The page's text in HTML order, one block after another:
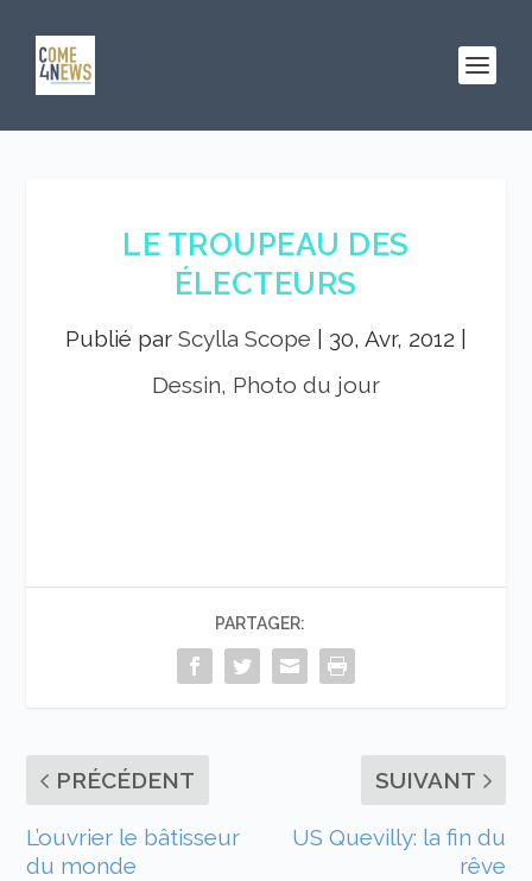
LE TROUPEAU DES
ÉLECTEURS
Publié par Scylla Scope 30, Avr, 2012
Dessin, Photo du jour
PARTAGER:
PRÉCÉDENT
L’ouvrier le bâtisseur
du monde
SUIVANT
US Quevilly: la fin du
rêve